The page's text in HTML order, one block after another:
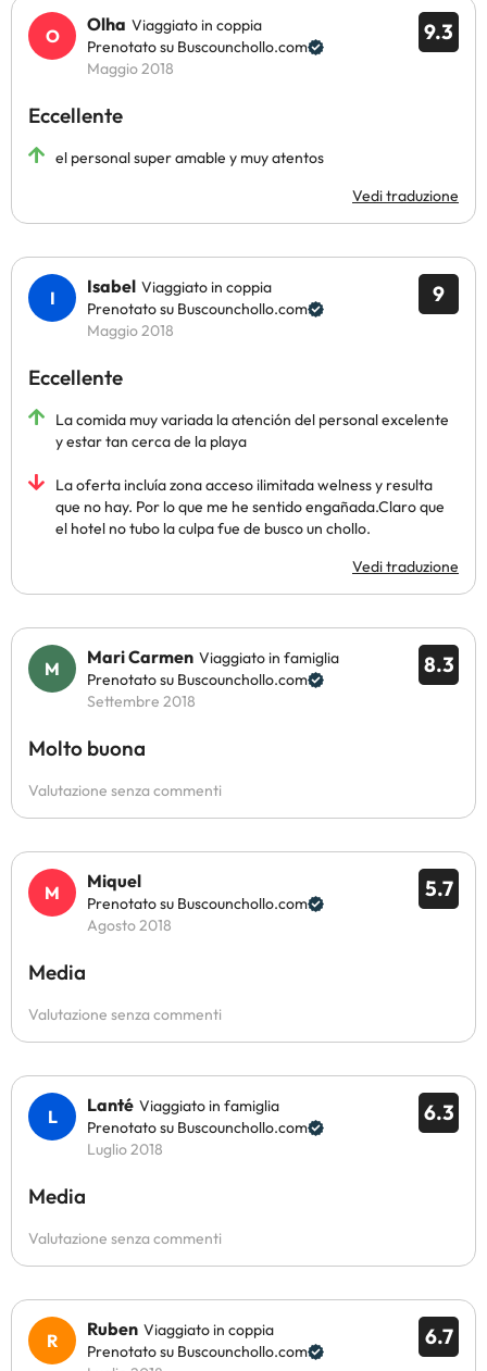
9.3
Olha Viaggiato in coppia
Prenotato su Buscounchollo.com
Maggio 2018
Eccellente
el personal super amable y muy atentos
Vedi traduzione
9
Isabel Viaggiato in coppia
Prenotato su Buscounchollo.com
Maggio 2018
Eccellente
La comida muy variada la atención del personal excelente
y estar tan cerca de la playa
La oferta incluía zona acceso ilimitada welness y resulta
que no hay. Por lo que me he sentido engañada.Claro que
el hotel no tubo la culpa fue de busco un chollo.
Vedi traduzione
8.3
Mari Carmen Viaggiato in famiglia
Prenotato su Buscounchollo.com
Settembre 2018
Molto buona
Valutazione senza commenti
5.7
Miquel
Prenotato su Buscounchollo.com
Agosto 2018
Media
Valutazione senza commenti
6.3
Lanté Viaggiato in famiglia
Prenotato su Buscounchollo.com
Luglio 2018
Media
Valutazione senza commenti
6.7
Ruben Viaggiato in coppia
Prenotato su Buscounchollo.com